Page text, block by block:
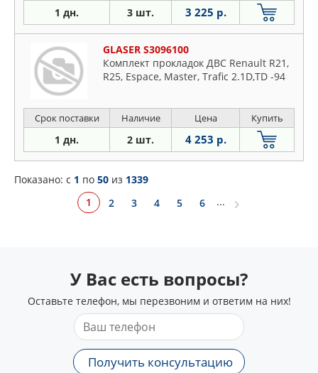
1 дн. 3 шт. 3 225 р.
GLASER S3096100
Комплект прокладок ДВС Renault R21,
R25, Espace, Master, Trafic 2.1D,TD -94
Срок поставки Наличие Цена Купить
1 дн. 2 шт. 4 253 р.
Показано: c 1 по 50 из 1339
1
2 3 4 5 6 ...
У Вас есть вопросы?
Оставьте телефон, мы перезвоним и ответим на них!
Получить консультацию